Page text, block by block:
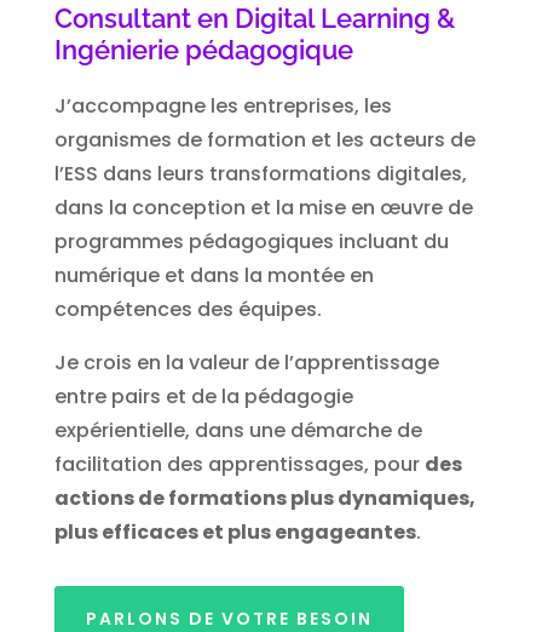
Consultant en Digital Learning &
Ingénierie pédagogique
J’accompagne les entreprises, les
organismes de formation et les acteurs de
l’ESS dans leurs transformations digitales,
dans la conception et la mise en œuvre de
programmes pédagogiques incluant du
numérique et dans la montée en
compétences des équipes.
Je crois en la valeur de l’apprentissage
entre pairs et de la pédagogie
expérientielle, dans une démarche de
facilitation des apprentissages, pour des
actions de formations plus dynamiques,
plus efficaces et plus engageantes.
PARLONS DE VOTRE BESOIN